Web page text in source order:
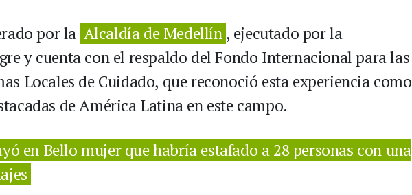
por la Alcaldía de Medellín , ejecutado por la
y cuenta con el respaldo del Fondo Internacional para las
Locales de Cuidado, que reconoció esta experiencia como
de América Latina en este campo.
en Bello mujer que habría estafado a 28 personas con una